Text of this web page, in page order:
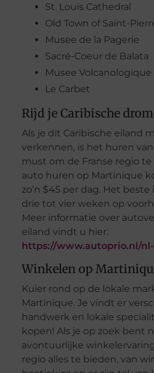
St. Louis Cathedral
Old Town of Saint-
Musee de la Pagerie
Sacré-Coeur de Balata
Musee Volcanologique
Le Carbet
Rijd je Caribische
Als je dit Caribische eiland
verkennen, is het huren
must om de Franse regio
auto huren op Martinique
zo’n $45 per dag. Het
drie tot vier weken op
Meer informatie over
eiland vindt u hier:
https://www.autoprio.nl/
Winkelen op
Kuier rond op de lokale
Martinique. Je vindt er
handwerk en lokale
kopen! Als je op zoek bent
avontuurlijke
regio alles te bieden, van